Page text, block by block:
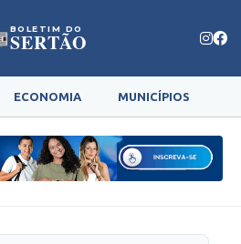
BOLETIM DO
SERTÃO
ECONOMIA MUNICÍPIOS